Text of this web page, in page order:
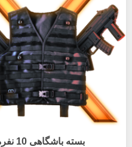
بسته باشگاهی 10 نفره